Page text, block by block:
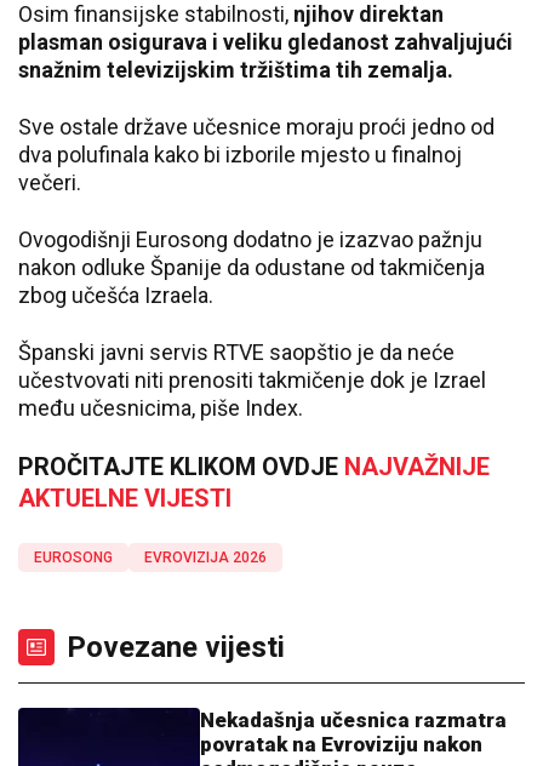
Osim finansijske stabilnosti, njihov direktan
plasman osigurava i veliku gledanost zahvaljujući
snažnim televizijskim tržištima tih zemalja.
Sve ostale države učesnice moraju proći jedno od
dva polufinala kako bi izborile mjesto u finalnoj
večeri.
Ovogodišnji Eurosong dodatno je izazvao pažnju
nakon odluke Španije da odustane od takmičenja
zbog učešća Izraela.
Španski javni servis RTVE saopštio je da neće
učestvovati niti prenositi takmičenje dok je Izrael
među učesnicima, piše Index.
PROČITAJTE KLIKOM OVDJE NAJVAŽNIJE
AKTUELNE VIJESTI
EUROSONG EVROVIZIJA 2026
Povezane vijesti
Nekadašnja učesnica razmatra
povratak na Evroviziju nakon